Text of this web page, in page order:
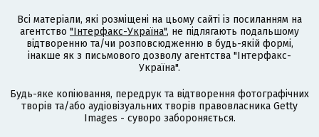
Всі матеріали, які розміщені на цьому сайті із посиланням на
агентство "Інтерфакс-Україна", не підлягають подальшому
відтворенню та/чи розповсюдженню в будь-якій формі,
інакше як з письмового дозволу агентства "Інтерфакс-
Україна".
Будь-яке копіювання, передрук та відтворення фотографічних
творів та/або аудіовізуальних творів правовласника Getty
Images - суворо забороняється.